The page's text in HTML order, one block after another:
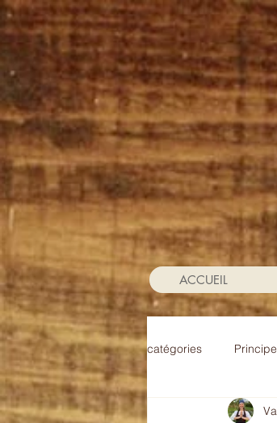
ACCUEIL
catégories
Oryoki 4 - plat